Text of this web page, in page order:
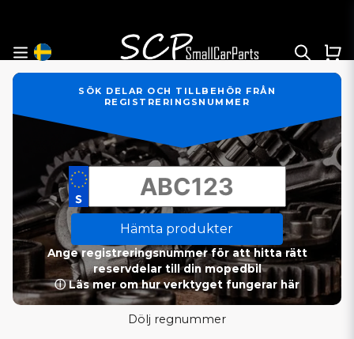
SÖK DELAR OCH TILLBEHÖR FRÅN
REGISTRERINGSNUMMER
Hämta produkter
Ange registreringsnummer för att hitta rätt
reservdelar till din mopedbil
ⓘ Läs mer om hur verktyget fungerar här
Dölj regnummer